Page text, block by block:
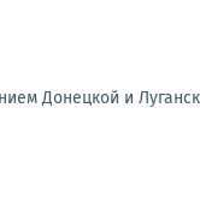
Донецкой и